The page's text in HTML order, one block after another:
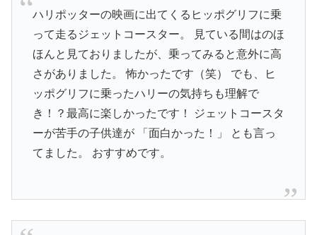
ハリポッターの映画に出てくるヒッポグリフに乗
って走るジェットコースター。 見ている間はのほ
ほんと見ておりましたが、乗ってみると意外に高
さがありました。 怖かったです（笑） でも、ヒ
ッポグリフに乗ったハリーの気持ちも理解で
き！？最高に楽しかったです！ ジェットコースタ
ーが苦手の子供達が 「面白かった！」 とも言っ
てました。 おすすめです。